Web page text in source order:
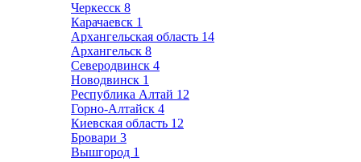
Черкесск 8
Карачаевск 1
Архангельская область 14
Архангельск 8
Северодвинск 4
Новодвинск 1
Республика Алтай 12
Горно-Алтайск 4
Киевская область 12
Бровари 3
Вышгород 1